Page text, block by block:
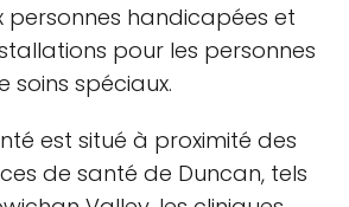
personnes handicapées et
pour les personnes
soins spéciaux.
est situé à proximité des
de santé de Duncan, tels